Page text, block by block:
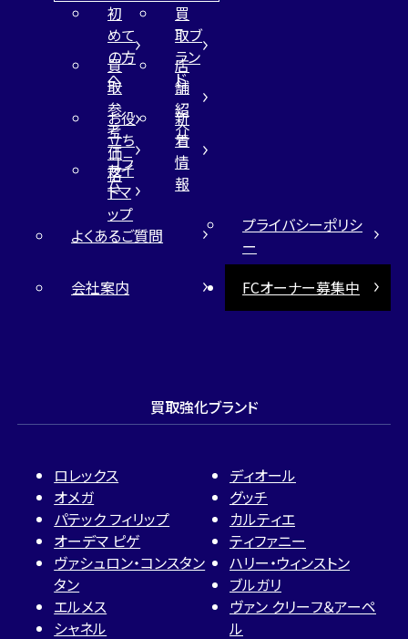
初
めて
の方
へ
買
取ブ
ラン
ド
買
取
参
考
価
格
店
舗
紹
介
お役
立ち
コラ
ム
新
着
情
報
サイ
トマ
ップ
よくあるご質問
プライバシーポリシ
ー
会社案内
FCオーナー募集中
買取強化ブランド
ロレックス
オメガ
パテック フィリップ
オーデマ ピゲ
ヴァシュロン・コンスタン
タン
エルメス
シャネル
ディオール
グッチ
カルティエ
ティファニー
ハリー・ウィンストン
ブルガリ
ヴァン クリーフ＆アーペ
ル